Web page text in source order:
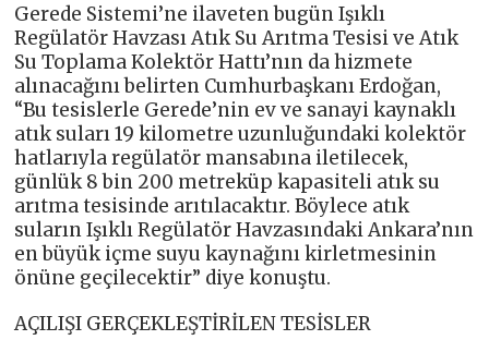
Gerede Sistemi’ne ilaveten bugün Işıklı
Regülatör Havzası Atık Su Arıtma Tesisi ve Atık
Su Toplama Kolektör Hattı’nın da hizmete
alınacağını belirten Cumhurbaşkanı Erdoğan,
“Bu tesislerle Gerede’nin ev ve sanayi kaynaklı
atık suları 19 kilometre uzunluğundaki kolektör
hatlarıyla regülatör mansabına iletilecek,
günlük 8 bin 200 metreküp kapasiteli atık su
arıtma tesisinde arıtılacaktır. Böylece atık
suların Işıklı Regülatör Havzasındaki Ankara’nın
en büyük içme suyu kaynağını kirletmesinin
önüne geçilecektir” diye konuştu.
AÇILIŞI GERÇEKLEŞTİRİLEN TESİSLER